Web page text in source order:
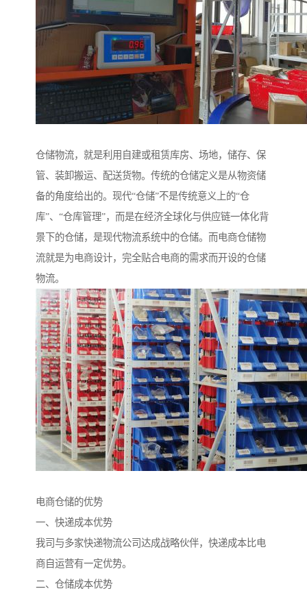
仓储物流，就是利用自建或租赁库房、场地，储存、保
管、装卸搬运、配送货物。传统的仓储定义是从物资储
备的角度给出的。现代“仓储”不是传统意义上的“仓
库”、“仓库管理”，而是在经济全球化与供应链一体化背
景下的仓储，是现代物流系统中的仓储。而电商仓储物
流就是为电商设计，完全贴合电商的需求而开设的仓储
物流。
电商仓储的优势
一、快递成本优势
我司与多家快递物流公司达成战略伙伴，快递成本比电
商自运营有一定优势。
二、仓储成本优势